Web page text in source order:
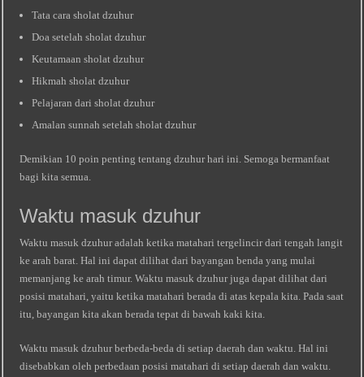
Tata cara sholat dzuhur
Doa setelah sholat dzuhur
Keutamaan sholat dzuhur
Hikmah sholat dzuhur
Pelajaran dari sholat dzuhur
Amalan sunnah setelah sholat dzuhur
Demikian 10 poin penting tentang dzuhur hari ini. Semoga bermanfaat
bagi kita semua.
Waktu masuk dzuhur
Waktu masuk dzuhur adalah ketika matahari tergelincir dari tengah langit
ke arah barat. Hal ini dapat dilihat dari bayangan benda yang mulai
memanjang ke arah timur. Waktu masuk dzuhur juga dapat dilihat dari
posisi matahari, yaitu ketika matahari berada di atas kepala kita. Pada saat
itu, bayangan kita akan berada tepat di bawah kaki kita.
Waktu masuk dzuhur berbeda-beda di setiap daerah dan waktu. Hal ini
disebabkan oleh perbedaan posisi matahari di setiap daerah dan waktu.